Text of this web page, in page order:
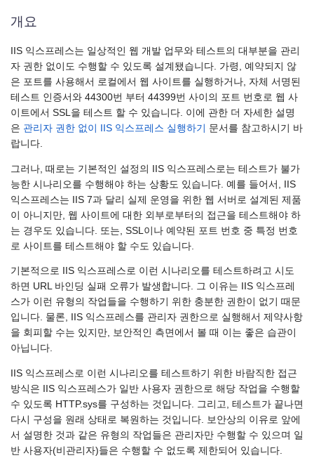
개요
IIS 익스프레스는 일상적인 웹 개발 업무와 테스트의 대부분을 관리
자 권한 없이도 수행할 수 있도록 설계됐습니다. 가령, 예약되지 않
은 포트를 사용해서 로컬에서 웹 사이트를 실행하거나, 자체 서명된
테스트 인증서와 44300번 부터 44399번 사이의 포트 번호로 웹 사
이트에서 SSL을 테스트 할 수 있습니다. 이에 관한 더 자세한 설명
은 관리자 권한 없이 IIS 익스프레스 실행하기
문서를 참고하시기 바
랍니다.
그러나, 때로는 기본적인 설정의 IIS 익스프레스로는 테스트가 불가
능한 시나리오를 수행해야 하는 상황도 있습니다. 예를 들어서, IIS
익스프레스는 IIS 7과 달리 실제 운영을 위한 웹 서버로 설계된 제품
이 아니지만, 웹 사이트에 대한 외부로부터의 접근을 테스트해야 하
는 경우도 있습니다. 또는, SSL이나 예약된 포트 번호 중 특정 번호
로 사이트를 테스트해야 할 수도 있습니다.
기본적으로 IIS 익스프레스로 이런 시나리오를 테스트하려고 시도
하면 URL 바인딩 실패 오류가 발생합니다. 그 이유는 IIS 익스프레
스가 이런 유형의 작업들을 수행하기 위한 충분한 권한이 없기 때문
입니다. 물론, IIS 익스프레스를 관리자 권한으로 실행해서 제약사항
을 회피할 수는 있지만, 보안적인 측면에서 볼 때 이는 좋은 습관이
아닙니다.
IIS 익스프레스로 이런 시나리오를 테스트하기 위한 바람직한 접근
방식은 IIS 익스프레스가 일반 사용자 권한으로 해당 작업을 수행할
수 있도록 HTTP.sys를 구성하는 것입니다. 그리고, 테스트가 끝나면
다시 구성을 원래 상태로 복원하는 것입니다. 보안상의 이유로 앞에
서 설명한 것과 같은 유형의 작업들은 관리자만 수행할 수 있으며 일
반 사용자(비관리자)들은 수행할 수 없도록 제한되어 있습니다.